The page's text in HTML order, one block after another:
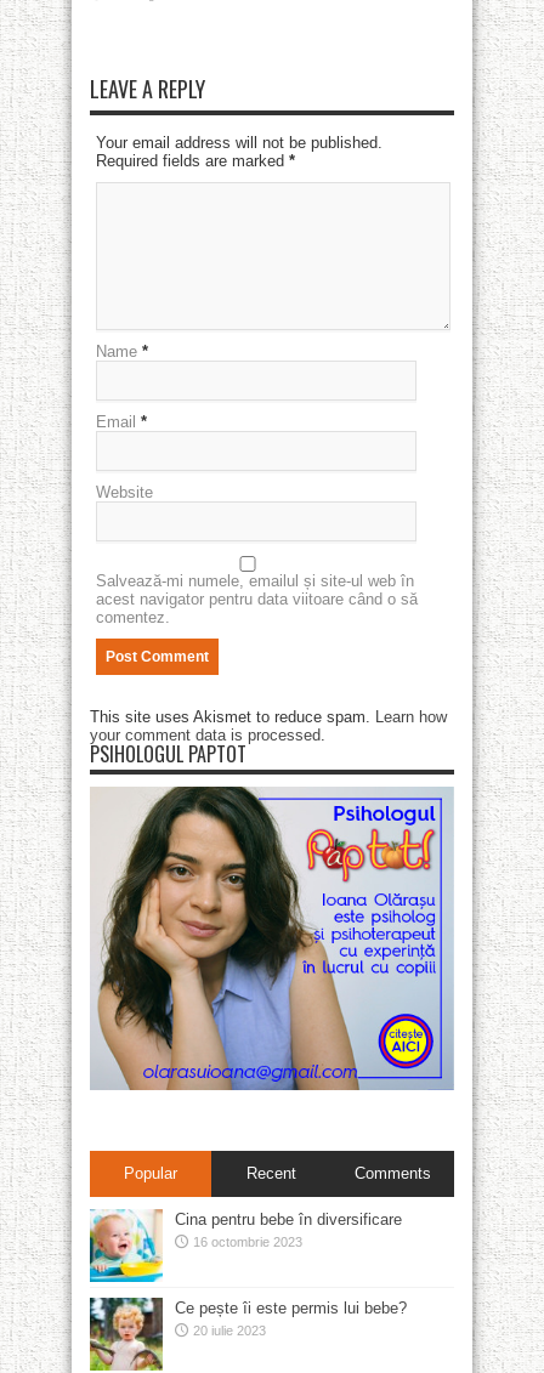
LEAVE A REPLY
Your email address will not be published.
Required fields are marked *
Name *
Email *
Website
Salvează-mi numele, emailul și site-ul web în
acest navigator pentru data viitoare când o să
comentez.
This site uses Akismet to reduce spam. Learn how
your comment data is processed.
PSIHOLOGUL PAPTOT
Popular Recent Comments
Cina pentru bebe în diversificare
16 octombrie 2023
Ce pește îi este permis lui bebe?
20 iulie 2023